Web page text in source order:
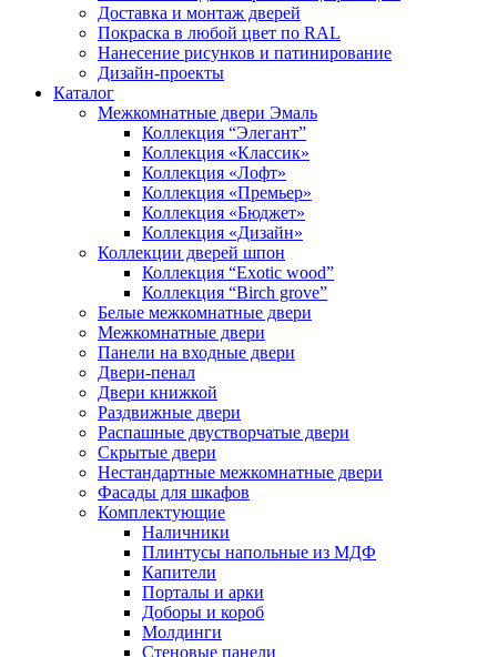
Доставка и монтаж дверей
Покраска в любой цвет по RAL
Нанесение рисунков и патинирование
Дизайн-проекты
Каталог
Межкомнатные двери Эмаль
Коллекция “Элегант”
Коллекция «Классик»
Коллекция «Лофт»
Коллекция «Премьер»
Коллекция «Бюджет»
Коллекция «Дизайн»
Коллекции дверей шпон
Коллекция “Exotic wood”
Коллекция “Birch grove”
Белые межкомнатные двери
Межкомнатные двери
Панели на входные двери
Двери-пенал
Двери книжкой
Раздвижные двери
Распашные двустворчатые двери
Скрытые двери
Нестандартные межкомнатные двери
Фасады для шкафов
Комплектующие
Наличники
Плинтусы напольные из МДФ
Капители
Порталы и арки
Доборы и короб
Молдинги
Стеновые панели